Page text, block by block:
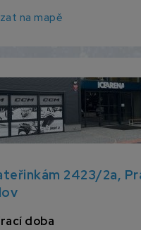
na mapě
2423/2a,
doba